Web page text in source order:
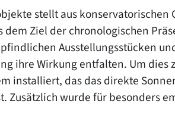
stellt aus konservatorischen
dem Ziel der chronologischen
Ausstellungsstücken
ihre Wirkung entfalten. Um dies
installiert, das das direkte
Zusätzlich wurde für besonders